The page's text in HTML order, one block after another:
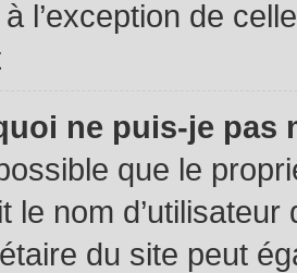
l’exception de
ne puis-je pas
que le
le nom
du site peut